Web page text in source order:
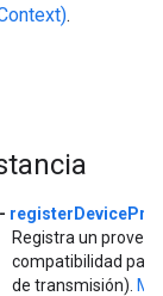
.
-
Registra un
compatibilidad
de transmisión).